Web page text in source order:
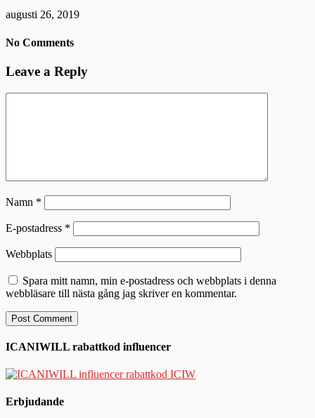
augusti 26, 2019
No Comments
Leave a Reply
Namn *
E-postadress *
Webbplats
Spara mitt namn, min e-postadress och webbplats i denna
webbläsare till nästa gång jag skriver en kommentar.
ICANIWILL rabattkod influencer
Erbjudande